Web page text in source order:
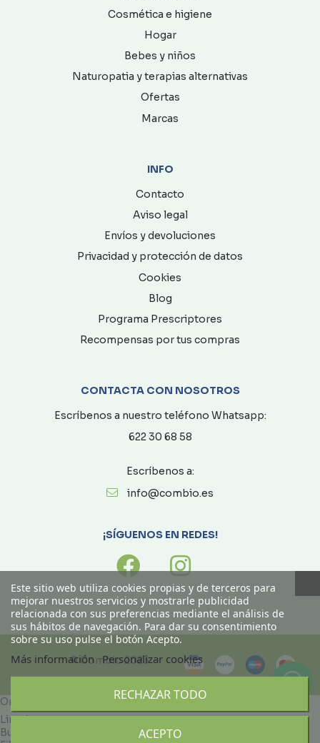
Cosmética e higiene
Hogar
Bebes y niños
Naturopatia y terapias alternativas
Ofertas
Marcas
INFO
Contacto
Aviso legal
Envíos y devoluciones
Privacidad y protección de datos
Cookies
Blog
Programa Prescriptores
Recompensas por tus compras
CONTACTA CON NOSOTROS
Escríbenos a nuestro teléfono Whatsapp:
622 30 68 58
Escríbenos a:
info@combio.es
¡SÍGUENOS EN REDES!
Este sitio web utiliza cookies propias y de terceros para
mejorar nuestros servicios y mostrarle publicidad
relacionada con sus preferencias mediante el análisis de
sus hábitos de navegación. Para dar su consentimiento
sobre su uso pulse el botón Acepto.
Más información Personalizar cookies
RECHAZAR TODO
ACEPTO
© Combío 2023
Ordenado por
Limpiar
Buscar